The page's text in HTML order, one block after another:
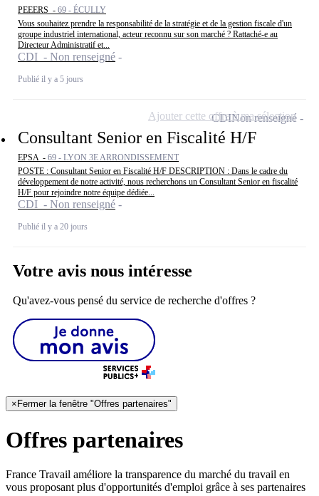
PEEERS - 69 - ÉCULLY
Vous souhaitez prendre la responsabilité de la stratégie et de la gestion fiscale d'un
groupe industriel international, acteur reconnu sur son marché ? Rattaché-e au
Directeur Administratif et...
CDI - Non renseigné
Publié il y a 5 jours
Consultant Senior en Fiscalité H/F
EPSA - 69 - LYON 3E ARRONDISSEMENT
POSTE : Consultant Senior en Fiscalité H/F DESCRIPTION : Dans le cadre du
développement de notre activité, nous recherchons un Consultant Senior en fiscalité
H/F pour rejoindre notre équipe dédiée...
CDI - Non renseigné
Publié il y a 20 jours
CDINon renseigné
Ajouter cette offre à ma sélection
Votre avis nous intéresse
Qu'avez-vous pensé du service de recherche d'offres ?
× Fermer la fenêtre "Offres partenaires"
Offres partenaires
France Travail améliore la transparence du marché du travail en
vous proposant plus d'opportunités d'emploi grâce à ses partenaires